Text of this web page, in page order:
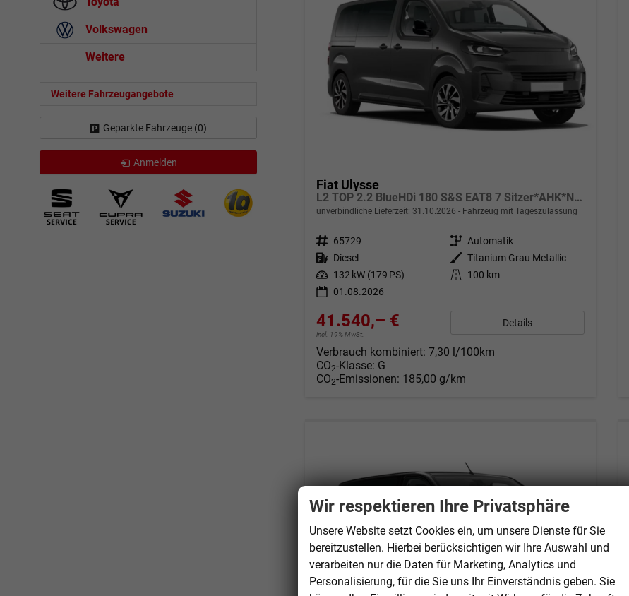
Fiat Ulysse
L2 TOP 2.2 BlueHDi 180 S&S EAT8 7 Sitzer*AHK*Navi*SHZ*Kamera*Keyless*Klimaauto*ACC
unverbindliche Lieferzeit: 31.10.2026 Fahrzeug mit Tageszulassung
Fahrzeugnr. 65729 Getriebe Automatik
Kraftstoff Diesel Außenfarbe Titanium Grau Metallic
Leistung 132 kW (179 PS) Kilometerstand
100 km
01.08.2026
41.540,– €
incl. 19% MwSt.
Details
Verbrauch kombiniert: 7,30 l/100km
CO2-Klasse: G
CO2-Emissionen: 185,00 g/km
Volkswagen
Weitere
Weitere Fahrzeugangebote
Geparkte Fahrzeuge (0)
Anmelden
Wir respektieren Ihre Privatsphäre
Unsere Website setzt Cookies ein, um unsere Dienste für Sie
bereitzustellen. Hierbei berücksichtigen wir Ihre Auswahl und
verarbeiten nur die Daten für Marketing, Analytics und
Personalisierung, für die Sie uns Ihr Einverständnis geben. Sie